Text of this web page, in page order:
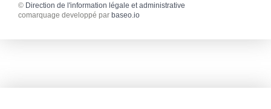
© Direction de l'information légale et administrative
comarquage developpé par baseo.io